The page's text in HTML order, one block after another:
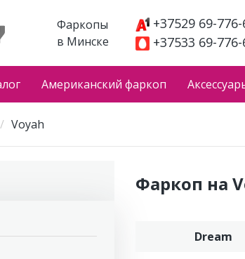
Фаркопы
в Минске
+37529 69-
+37533 69-
Американский фаркоп
Voyah
Фаркоп на
Dream